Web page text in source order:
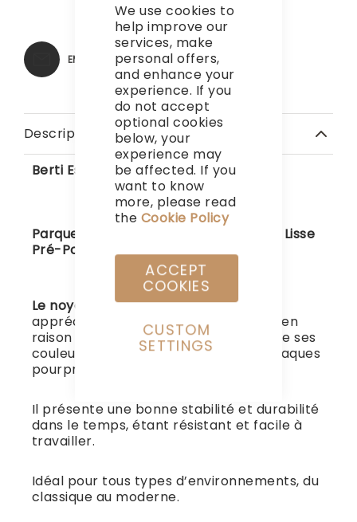
We use cookies to
help improve our
services, make
personal offers,
and enhance your
experience. If you
do not accept
optional cookies
below, your
experience may
be affected. If you
want to know
more, please read
theCookie Policy
ACCEPT
COOKIES
CUSTOM
SETTINGS
EMAIL
Description
Berti Essential
Parquet Essentiel en Noyer Américain Lisse
Pré-Poncé
Le noyer américainest l’un des plus
appréciés dans le secteur du meuble en
raison de l’élégance et de la beauté de ses
couleurs brun foncé et intenses et opaques
pourpre-noir.
Il présente une bonne stabilité et durabilité
dans le temps, étant résistant et facile à
travailler.
Idéal pour tous types d’environnements, du
classique au moderne.